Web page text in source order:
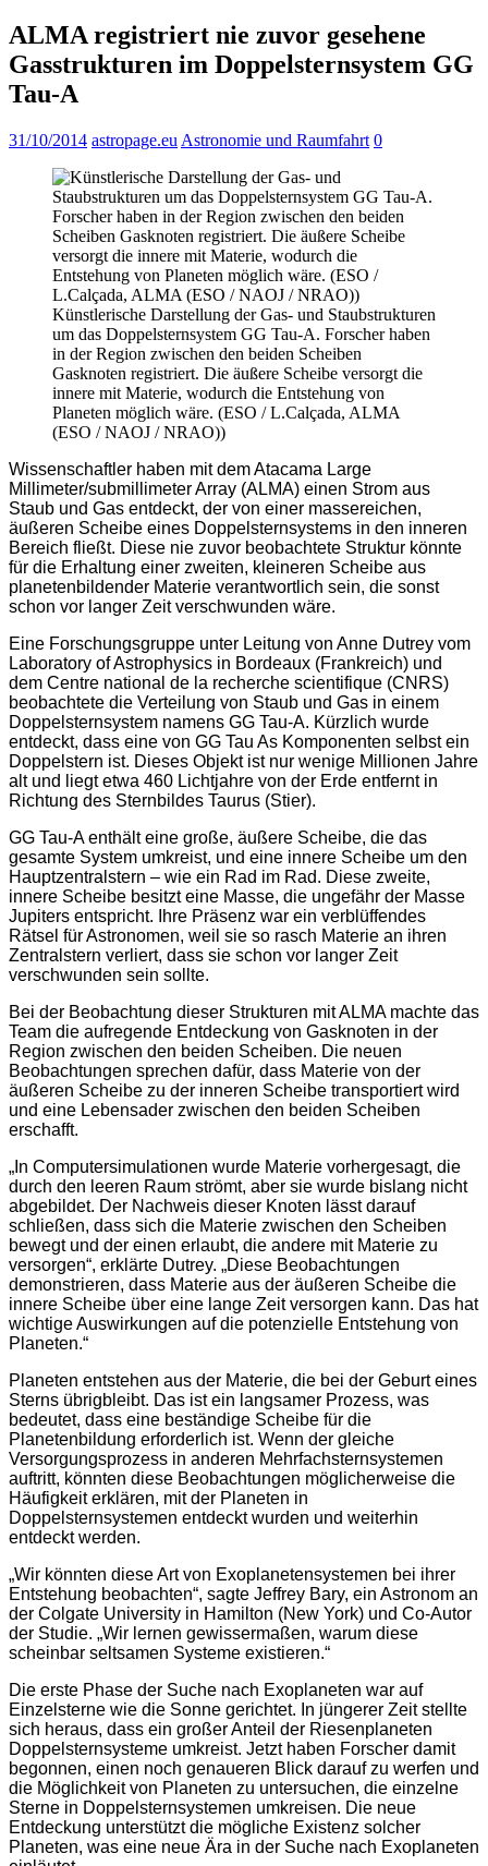
ALMA registriert nie zuvor gesehene
Gasstrukturen im Doppelsternsystem GG
Tau-A
31/10/2014 astropage.eu Astronomie und Raumfahrt 0
Künstlerische Darstellung der Gas- und Staubstrukturen
um das Doppelsternsystem GG Tau-A. Forscher haben
in der Region zwischen den beiden Scheiben
Gasknoten registriert. Die äußere Scheibe versorgt die
innere mit Materie, wodurch die Entstehung von
Planeten möglich wäre. (ESO / L.Calçada, ALMA
(ESO / NAOJ / NRAO))
Wissenschaftler haben mit dem Atacama Large
Millimeter/submillimeter Array (ALMA) einen Strom aus
Staub und Gas entdeckt, der von einer massereichen,
äußeren Scheibe eines Doppelsternsystems in den inneren
Bereich fließt. Diese nie zuvor beobachtete Struktur könnte
für die Erhaltung einer zweiten, kleineren Scheibe aus
planetenbildender Materie verantwortlich sein, die sonst
schon vor langer Zeit verschwunden wäre.
Eine Forschungsgruppe unter Leitung von Anne Dutrey vom
Laboratory of Astrophysics in Bordeaux (Frankreich) und
dem Centre national de la recherche scientifique (CNRS)
beobachtete die Verteilung von Staub und Gas in einem
Doppelsternsystem namens GG Tau-A. Kürzlich wurde
entdeckt, dass eine von GG Tau As Komponenten selbst ein
Doppelstern ist. Dieses Objekt ist nur wenige Millionen Jahre
alt und liegt etwa 460 Lichtjahre von der Erde entfernt in
Richtung des Sternbildes Taurus (Stier).
GG Tau-A enthält eine große, äußere Scheibe, die das
gesamte System umkreist, und eine innere Scheibe um den
Hauptzentralstern – wie ein Rad im Rad. Diese zweite,
innere Scheibe besitzt eine Masse, die ungefähr der Masse
Jupiters entspricht. Ihre Präsenz war ein verblüffendes
Rätsel für Astronomen, weil sie so rasch Materie an ihren
Zentralstern verliert, dass sie schon vor langer Zeit
verschwunden sein sollte.
Bei der Beobachtung dieser Strukturen mit ALMA machte das
Team die aufregende Entdeckung von Gasknoten in der
Region zwischen den beiden Scheiben. Die neuen
Beobachtungen sprechen dafür, dass Materie von der
äußeren Scheibe zu der inneren Scheibe transportiert wird
und eine Lebensader zwischen den beiden Scheiben
erschafft.
„In Computersimulationen wurde Materie vorhergesagt, die
durch den leeren Raum strömt, aber sie wurde bislang nicht
abgebildet. Der Nachweis dieser Knoten lässt darauf
schließen, dass sich die Materie zwischen den Scheiben
bewegt und der einen erlaubt, die andere mit Materie zu
versorgen“, erklärte Dutrey. „Diese Beobachtungen
demonstrieren, dass Materie aus der äußeren Scheibe die
innere Scheibe über eine lange Zeit versorgen kann. Das hat
wichtige Auswirkungen auf die potenzielle Entstehung von
Planeten.“
Planeten entstehen aus der Materie, die bei der Geburt eines
Sterns übrigbleibt. Das ist ein langsamer Prozess, was
bedeutet, dass eine beständige Scheibe für die
Planetenbildung erforderlich ist. Wenn der gleiche
Versorgungsprozess in anderen Mehrfachsternsystemen
auftritt, könnten diese Beobachtungen möglicherweise die
Häufigkeit erklären, mit der Planeten in
Doppelsternsystemen entdeckt wurden und weiterhin
entdeckt werden.
„Wir könnten diese Art von Exoplanetensystemen bei ihrer
Entstehung beobachten“, sagte Jeffrey Bary, ein Astronom an
der Colgate University in Hamilton (New York) und Co-Autor
der Studie. „Wir lernen gewissermaßen, warum diese
scheinbar seltsamen Systeme existieren.“
Die erste Phase der Suche nach Exoplaneten war auf
Einzelsterne wie die Sonne gerichtet. In jüngerer Zeit stellte
sich heraus, dass ein großer Anteil der Riesenplaneten
Doppelsternsysteme umkreist. Jetzt haben Forscher damit
begonnen, einen noch genaueren Blick darauf zu werfen und
die Möglichkeit von Planeten zu untersuchen, die einzelne
Sterne in Doppelsternsystemen umkreisen. Die neue
Entdeckung unterstützt die mögliche Existenz solcher
Planeten, was eine neue Ära in der Suche nach Exoplaneten